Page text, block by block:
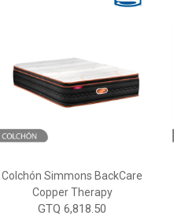
Colchón Simmons BackCare
Copper Therapy
GTQ 6,818.50